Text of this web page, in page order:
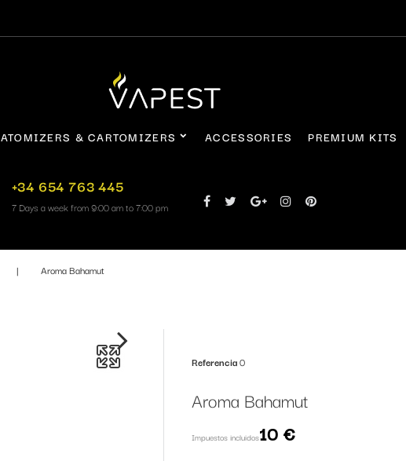
ATOMIZERS & CARTOMIZERS ACCESSORIES PREMIUM KITS
+34 654 763 445
7 Days a week from 9:00 am to 7:00 pm
Aroma Bahamut
Referencia0
Aroma Bahamut
10 €
Impuestos incluidos